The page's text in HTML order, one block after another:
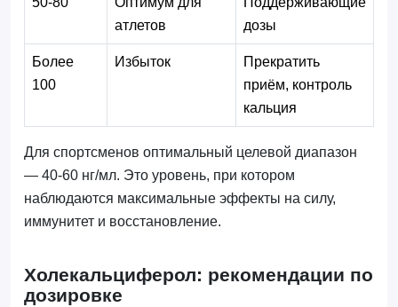
атлетов
дозы
Более
100
Избыток
Прекратить
приём, контроль
кальция
Для спортсменов оптимальный целевой диапазон
— 40-60 нг/мл. Это уровень, при котором
наблюдаются максимальные эффекты на силу,
иммунитет и восстановление.
Холекальциферол: рекомендации по
дозировке